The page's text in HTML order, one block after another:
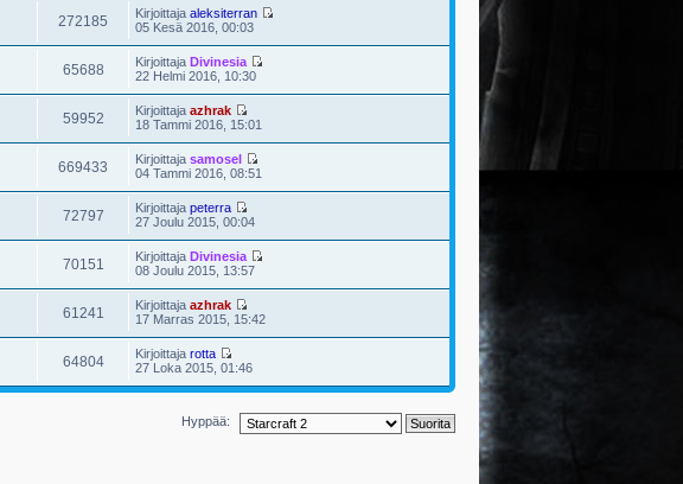
272185 Kirjoittaja aleksiterran
05 Kesä 2016, 00:03
65688 Kirjoittaja Divinesia
22 Helmi 2016, 10:30
59952 Kirjoittaja azhrak
18 Tammi 2016, 15:01
669433 Kirjoittaja samosel
04 Tammi 2016, 08:51
72797 Kirjoittaja peterra
27 Joulu 2015, 00:04
70151 Kirjoittaja Divinesia
08 Joulu 2015, 13:57
61241 Kirjoittaja azhrak
17 Marras 2015, 15:42
64804 Kirjoittaja rotta
27 Loka 2015, 01:46
Hyppää: